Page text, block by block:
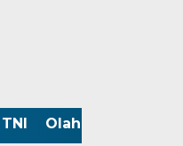
TNI Olahraga